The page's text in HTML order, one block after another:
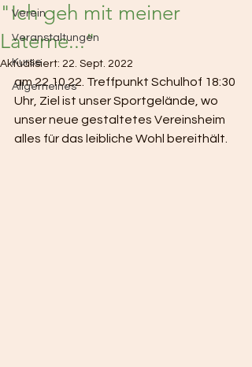
Verein
Veranstaltungen
Kurse
Allgemeines
"Ich geh mit meiner
Laterne..."
Aktualisiert: 22. Sept. 2022
am 22.10.22. Treffpunkt Schulhof 18:30
Uhr, Ziel ist unser Sportgelände, wo
unser neue gestaltetes Vereinsheim
alles für das leibliche Wohl bereithält.